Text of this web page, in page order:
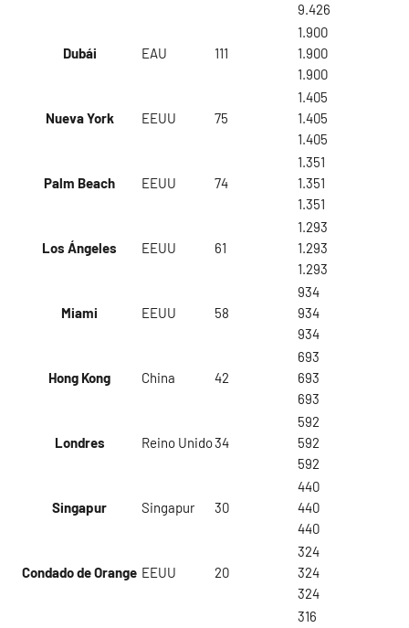
9.426
Dubái EAU 111
1.900
1.900
1.900
Nueva York EEUU 75
1.405
1.405
1.405
Palm Beach EEUU 74
1.351
1.351
1.351
Los Ángeles EEUU 61
1.293
1.293
1.293
Miami EEUU 58
934
934
934
Hong Kong China 42
693
693
693
Londres Reino Unido34
592
592
592
Singapur Singapur 30
440
440
440
Condado de Orange EEUU 20
324
324
324
316